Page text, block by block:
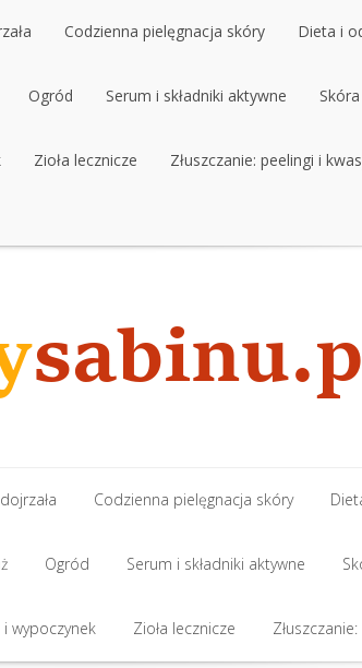
Codzienna pielęgnacja skóry
Codzienna pielęgnacja skóry
Dieta i
Dieta i
Ogród
Ogród
Serum i składniki aktywne
Serum i składniki aktywne
Zioła lecznicze Złuszczanie: peelingi i
Codzienna pielęgnacja skóry
Codzienna pielęgnacja skóry
Ogród
Ogród
Serum i składniki aktywne
Serum i składniki aktywne
wypoczynek Zioła lecznicze